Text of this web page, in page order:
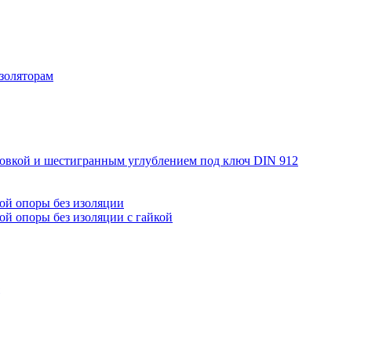
и шестигранным углублением под ключ DIN 912
опоры без изоляции
без изоляции с гайкой